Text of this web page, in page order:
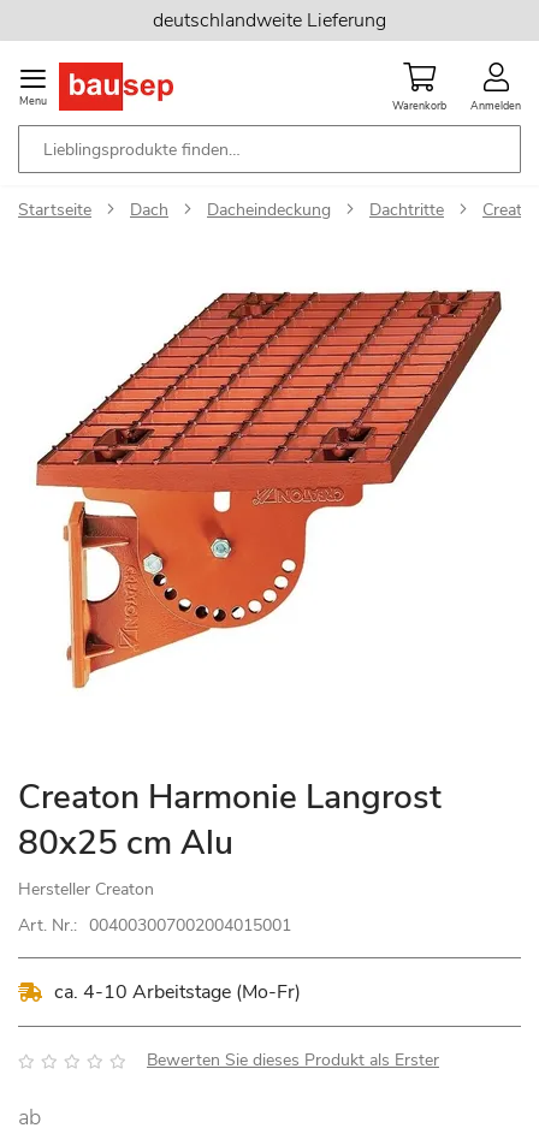
Inhalt
springen
deutschlandweite Lieferung
Menu Warenkorb Anmelden
Startseite Dach Dacheindeckung Dachtritte
Zum
Anfang
der
springen
Creaton Harmonie Langrost
80x25 cm Alu
Hersteller Creaton
Art. Nr.: 004003007002004015001
ca. 4-10 Arbeitstage (Mo-Fr)
Bewertung: Bewerten Sie dieses Produkt als Erster
ab